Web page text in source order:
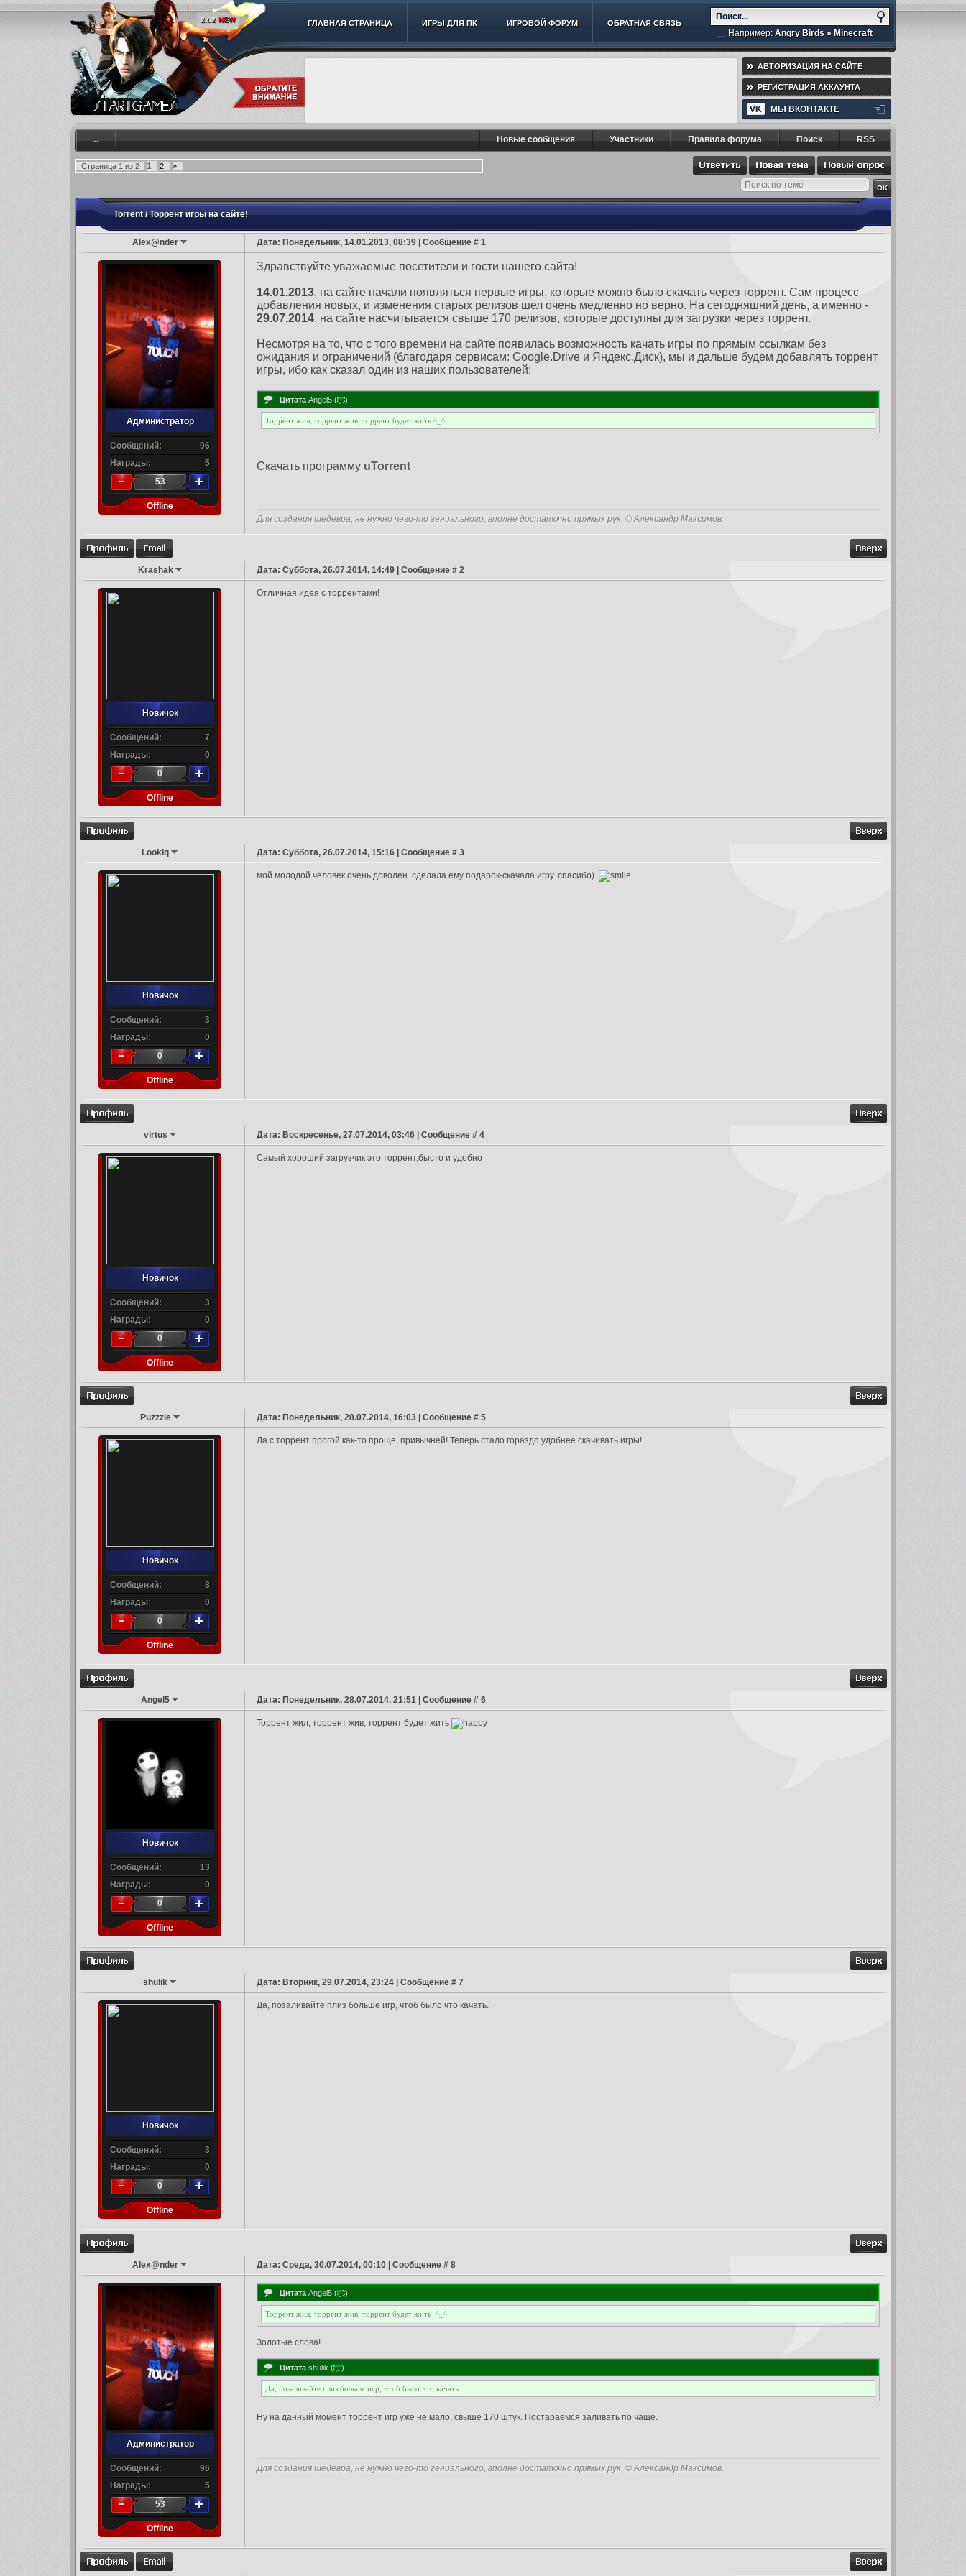
2.02 NEW
Например: Angry Birds» Minecraft
ГЛАВНАЯ СТРАНИЦА ИГРЫ ДЛЯ ПК ИГРОВОЙ ФОРУМ ОБРАТНАЯ СВЯЗЬ
» АВТОРИЗАЦИЯ НА САЙТЕ
» РЕГИСТРАЦИЯ АККАУНТА
VK МЫ ВКОНТАКТЕ ☜
... Новые сообщения Участники Правила форума Поиск RSS
Страница 1 из 2 1 2 »
Torrent / Торрент игры на сайте!
Alex@nder Дата: Понедельник, 14.01.2013, 08:39 | Сообщение # 1
Администратор
Сообщений:
96
Награды:
5
53
Offline
Здравствуйте уважаемые посетители и гости нашего сайта!
14.01.2013, на сайте начали появляться первые игры, которые можно было скачать через торрент. Сам процесс
добавления новых, и изменения старых релизов шел очень медленно но верно. На сегодняшний день, а именно -
29.07.2014, на сайте насчитывается свыше 170 релизов, которые доступны для загрузки через торрент.
Несмотря на то, что с того времени на сайте появилась возможность качать игры по прямым ссылкам без
ожидания и ограничений (благодаря сервисам: Google.Drive и Яндекс.Диск), мы и дальше будем добавлять торрент
игры, ибо как сказал один из наших пользователей:
Цитата Angel5( )
Торрент жил, торрент жив, торрент будет жить ^_^
Скачать программу uTorrent
Для создания шедевра, не нужно чего-то гениального, вполне достаточно прямых рук. © Александр Максимов.
Krashak Дата: Суббота, 26.07.2014, 14:49 | Сообщение # 2
Новичок
Сообщений:
7
Награды:
0
0
Offline
Отличная идея с торрентами!
Lookiq Дата: Суббота, 26.07.2014, 15:16 | Сообщение # 3
Новичок
Сообщений:
3
Награды:
0
0
Offline
мой молодой человек очень доволен. сделала ему подарок-скачала игру. спасибо)
virtus Дата: Воскресенье, 27.07.2014, 03:46 | Сообщение # 4
Новичок
Сообщений:
3
Награды:
0
0
Offline
Самый хороший загрузчик это торрент,бысто и удобно
Puzzzle Дата: Понедельник, 28.07.2014, 16:03 | Сообщение # 5
Новичок
Сообщений:
8
Награды:
0
0
Offline
Да с торрент прогой как-то проще, привычней! Теперь стало гораздо удобнее скачивать игры!
Angel5 Дата: Понедельник, 28.07.2014, 21:51 | Сообщение # 6
Новичок
Сообщений:
13
Награды:
0
0
Offline
Торрент жил, торрент жив, торрент будет жить
shulik Дата: Вторник, 29.07.2014, 23:24 | Сообщение # 7
Новичок
Сообщений:
3
Награды:
0
0
Offline
Да, позаливайте плиз больше игр, чтоб было что качать.
Alex@nder Дата: Среда, 30.07.2014, 00:10 | Сообщение # 8
Администратор
Сообщений:
96
Награды:
5
53
Offline
Цитата Angel5( )
Торрент жил, торрент жив, торрент будет жить ^_^
Золотые слова!
Цитата shulik ( )
Да, позаливайте плиз больше игр, чтоб было что качать.
Ну на данный момент торрент игр уже не мало, свыше 170 штук. Постараемся заливать по чаще.
Для создания шедевра, не нужно чего-то гениального, вполне достаточно прямых рук. © Александр Максимов.